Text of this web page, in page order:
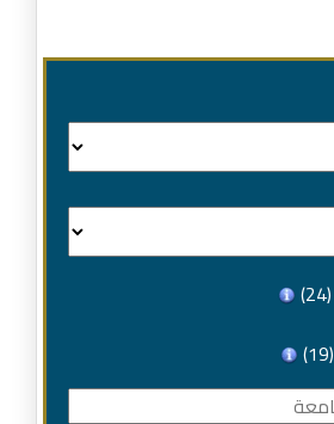
(24)
(19)